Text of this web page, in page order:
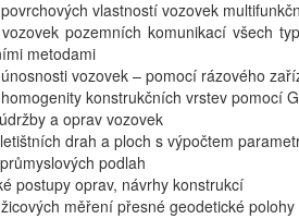
vlastností vozovek
pozemních komunikací všech
metodami
vozovek – pomocí rázového
konstrukčních vrstev pomocí
a oprav vozovek
drah a ploch s výpočtem
podlah
postupy oprav, návrhy konstrukcí
měření přesné geodetické